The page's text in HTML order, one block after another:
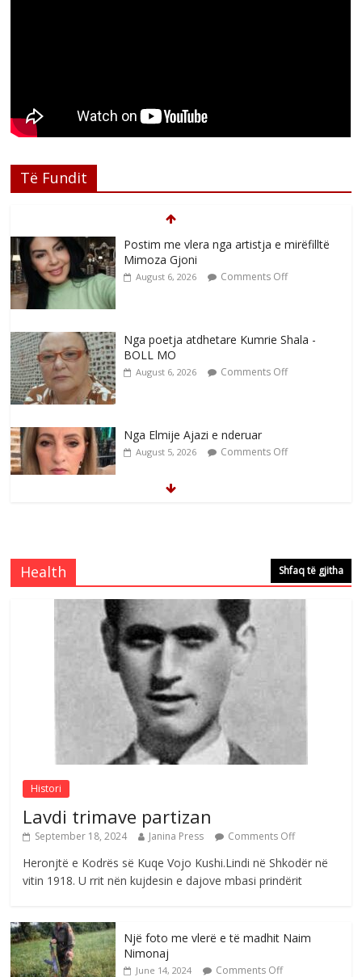
Të Fundit
Postim me vlera nga artistja e mirëfilltë
Mimoza Gjoni
August 6, 2026 Comments Off
Nga poetja atdhetare Kumrie Shala -
BOLL MO
August 6, 2026 Comments Off
Nga Elmije Ajazi e nderuar
August 5, 2026 Comments Off
Comments Off
Çlirimtari Mentor Mushkolaj nderohet
me mirenjohje nga Xhevdet Qeriqi Dega
e invalidëve në Fushë Kosovë
August 4, 2026 Comments Off
Sulm , pse të dua ty
August 8, 2026 Comments Off
Health Shfaq të gjitha
Histori
Lavdi trimave partizan
September 18, 2024 Janina Press Comments Off
Heronjtë e Kodrës së Kuqe Vojo Kushi.Lindi në Shkodër në
vitin 1918. U rrit nën kujdesin e dajove mbasi prindërit
Një foto me vlerë e të madhit Naim
Nimonaj
June 14, 2024 Comments Off